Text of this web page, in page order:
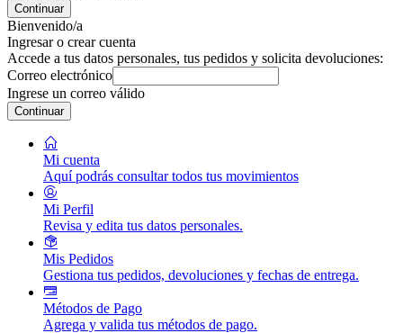
Continuar
Bienvenido/a
Ingresar o crear cuenta
Accede a tus datos personales, tus pedidos y solicita devoluciones:
Correo electrónico
Ingrese un correo válido
Continuar
Mi cuenta
Aquí podrás consultar todos tus movimientos
Mi Perfil
Revisa y edita tus datos personales.
Mis Pedidos
Gestiona tus pedidos, devoluciones y fechas de entrega.
Métodos de Pago
Agrega y valida tus métodos de pago.